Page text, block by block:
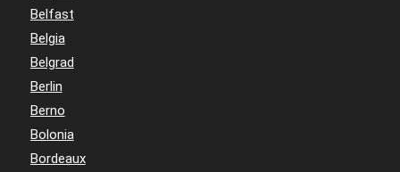
Belfast
Belgia
Belgrad
Berlin
Berno
Bolonia
Bordeaux